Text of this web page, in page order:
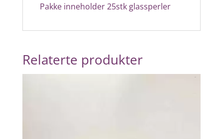
Pakke inneholder 25stk glassperler
Relaterte produkter